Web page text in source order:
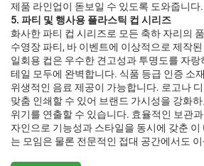
제품 라인업이 돋보일 수 있도록 도와줍니다.
5. 파티 및 행사용 플라스틱 컵 시리즈
화사한 파티 컵 시리즈로 모든 축하 자리의
수영장 파티, 바 이벤트에 이상적으로 제작
일회용 컵은 우수한 견고성과 투명도를 자랑
테일 모두에 완벽합니다. 식품 등급 인증 소
위생적인 음료 제공이 가능합니다. 로고나
맞춤 인쇄할 수 있어 브랜드 가시성을 강화
위기를 연출할 수 있습니다. 효율적인 보관
자인으로 기능성과 스타일을 동시에 갖춘
는 모임은 물론 전문적인 접대 공간에서도